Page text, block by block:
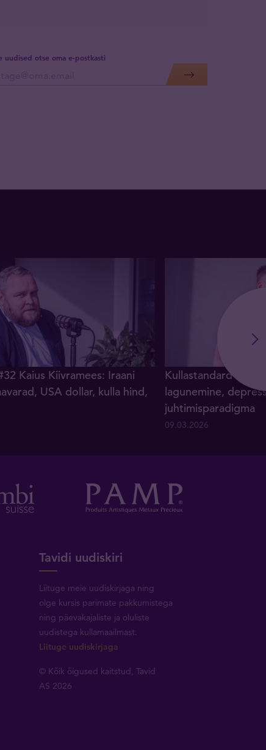
uudised otse oma e-postkasti
Kaius Kiivramees: Iraani
USA dollar, kulla hind,
Kullastandard #31
lagunemine,
juhtimisparadigma
09.03.2026
Tavidi uudiskiri
Liituge meie uudiskirjaga ning
olge kursis parimate pakkumistega
ning päevakajaliste ja oluliste
uudistega kullamaailmast.
Liituge uudiskirjaga
© Kõik õigused kaitstud, Tavid
AS 2026